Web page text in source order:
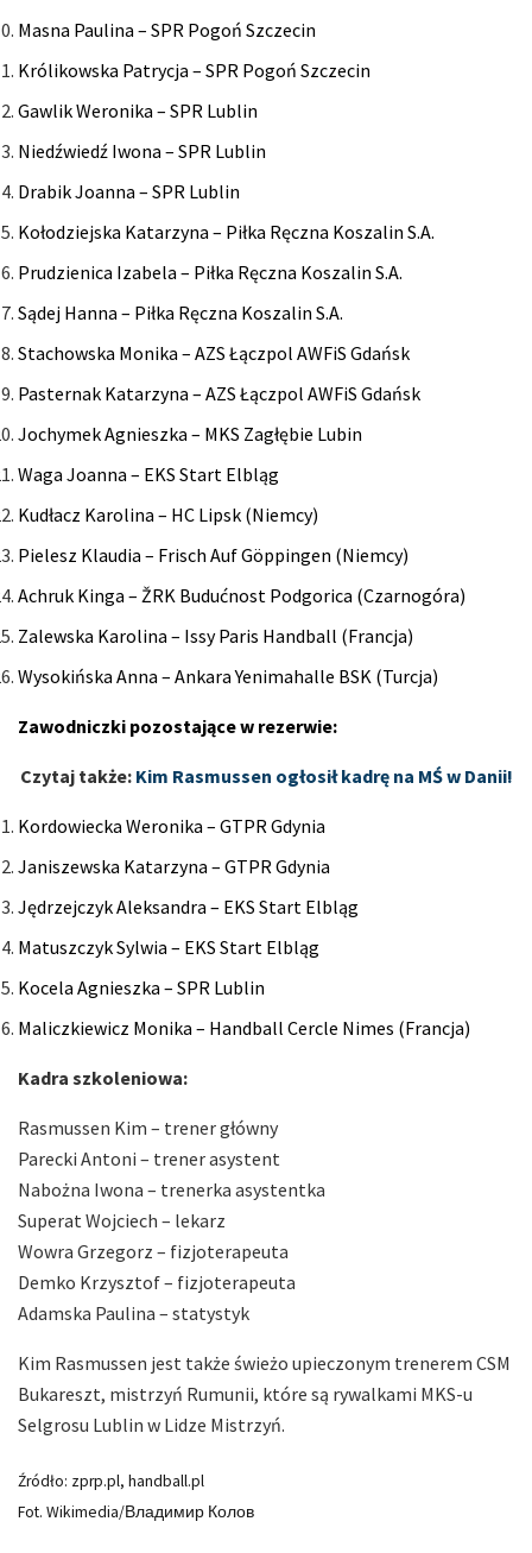
Masna Paulina – SPR Pogoń Szczecin
Królikowska Patrycja – SPR Pogoń Szczecin
Gawlik Weronika – SPR Lublin
Niedźwiedź Iwona – SPR Lublin
Drabik Joanna – SPR Lublin
Kołodziejska Katarzyna – Piłka Ręczna Koszalin S.A.
Prudzienica Izabela – Piłka Ręczna Koszalin S.A.
Sądej Hanna – Piłka Ręczna Koszalin S.A.
Stachowska Monika – AZS Łączpol AWFiS Gdańsk
Pasternak Katarzyna – AZS Łączpol AWFiS Gdańsk
Jochymek Agnieszka – MKS Zagłębie Lubin
Waga Joanna – EKS Start Elbląg
Kudłacz Karolina – HC Lipsk (Niemcy)
Pielesz Klaudia – Frisch Auf Göppingen (Niemcy)
Achruk Kinga – ŽRK Budućnost Podgorica (Czarnogóra)
Zalewska Karolina – Issy Paris Handball (Francja)
Wysokińska Anna – Ankara Yenimahalle BSK (Turcja)
Zawodniczki pozostające w rezerwie:
Czytaj także: Kim Rasmussen ogłosił kadrę na MŚ w Danii!
Kordowiecka Weronika – GTPR Gdynia
Janiszewska Katarzyna – GTPR Gdynia
Jędrzejczyk Aleksandra – EKS Start Elbląg
Matuszczyk Sylwia – EKS Start Elbląg
Kocela Agnieszka – SPR Lublin
Maliczkiewicz Monika – Handball Cercle Nimes (Francja)
Kadra szkoleniowa:
Rasmussen Kim – trener główny
Parecki Antoni – trener asystent
Nabożna Iwona – trenerka asystentka
Superat Wojciech – lekarz
Wowra Grzegorz – fizjoterapeuta
Demko Krzysztof – fizjoterapeuta
Adamska Paulina – statystyk
Kim Rasmussen jest także świeżo upieczonym trenerem CSM
Bukareszt, mistrzyń Rumunii, które są rywalkami MKS-u
Selgrosu Lublin w Lidze Mistrzyń.
Źródło: zprp.pl, handball.pl
Fot. Wikimedia/Владимир Колов